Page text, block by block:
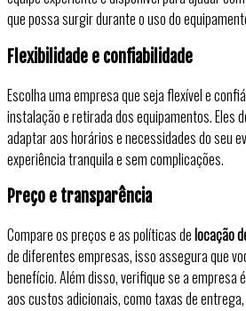
que possa surgir durante o uso do
Flexibilidade e confiabilidade
Escolha uma empresa que seja flexível e
instalação e retirada dos equipamentos. Eles
adaptar aos horários e necessidades do seu
experiência tranquila e sem complicações.
Preço e transparência
Compare os preços e as políticas delocação
de diferentes empresas, isso assegura que
benefício. Além disso, verifique se a empresa
aos custos adicionais, como taxas de